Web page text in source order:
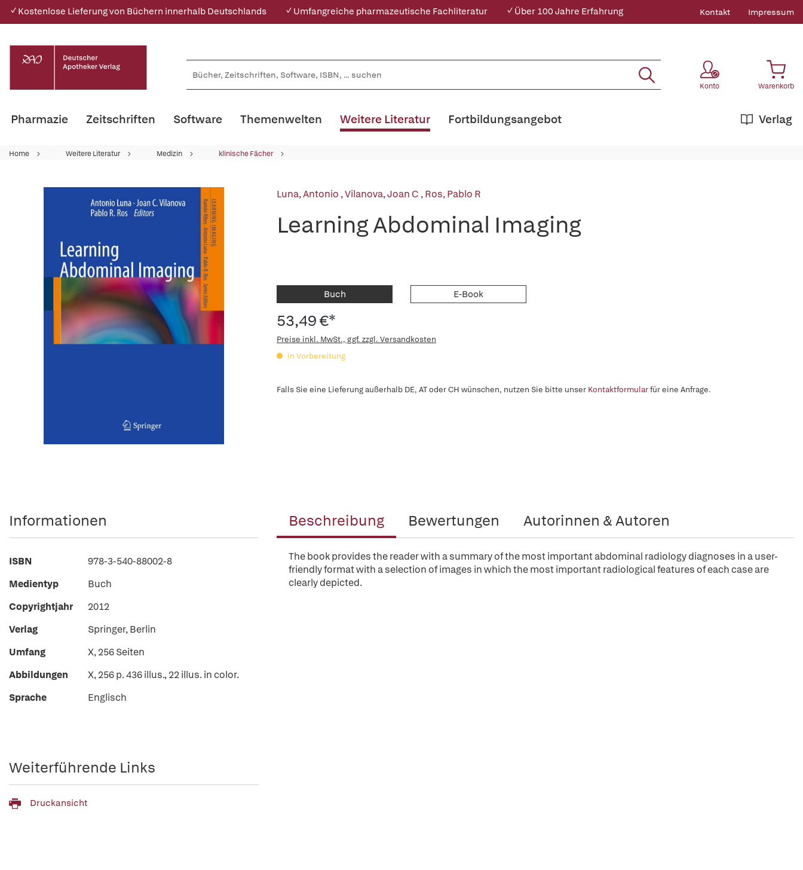
✓ Kostenlose Lieferung von Büchern innerhalb Deutschlands ✓ Umfangreiche pharmazeutische Fachliteratur ✓ Über 100 Jahre Erfahrung Kontakt Impressum
Konto Warenkorb
Pharmazie Zeitschriften Software Themenwelten Weitere Literatur Verlag
Fortbildungsangebot
Home Weitere Literatur Medizin klinische Fächer
Luna, Antonio ,Vilanova, Joan C ,Ros, Pablo R
Learning Abdominal Imaging
Buch E-Book
53,49 €*
Preise inkl. MwSt., ggf. zzgl. Versandkosten
in Vorbereitung
Falls Sie eine Lieferung außerhalb DE, AT oder CH wünschen, nutzen Sie bitte unser Kontaktformularfür eine Anfrage.
Beschreibung Bewertungen Autorinnen & Autoren
The book provides the reader with a summary of the most important abdominal radiology diagnoses in a user-
friendly format with a selection of images in which the most important radiological features of each case are
clearly depicted.
Informationen
ISBN
978-3-540-88002-8
Medientyp
Buch
Copyrightjahr
2012
Verlag
Springer, Berlin
Umfang
X, 256 Seiten
Abbildungen
X, 256 p. 436 illus., 22 illus. in color.
Sprache
Englisch
Weiterführende Links
Druckansicht